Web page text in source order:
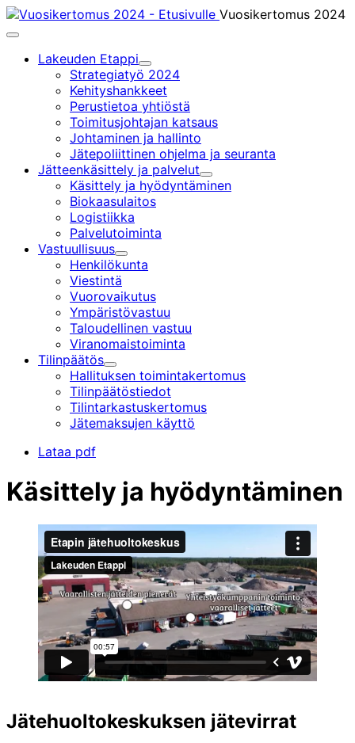
Siirry
sisältöön
Vuosikertomus 2024
Päävalikko
Lakeuden Etappi
Alavalikko
Strategiatyö 2024
Kehityshankkeet
Perustietoa yhtiöstä
Toimitusjohtajan katsaus
Johtaminen ja hallinto
Jätepoliittinen ohjelma ja seuranta
Jätteenkäsittely ja palvelut
Alavalikko
Käsittely ja hyödyntäminen
Biokaasulaitos
Logistiikka
Palvelutoiminta
Vastuullisuus
Alavalikko
Henkilökunta
Viestintä
Vuorovaikutus
Ympäristövastuu
Taloudellinen vastuu
Viranomaistoiminta
Tilinpäätös
Alavalikko
Hallituksen toimintakertomus
Tilinpäätöstiedot
Tilintarkastus­kertomus
Jätemaksujen käyttö
Lataa pdf
Käsittely ja hyödyntäminen
Jätehuolto­keskuksen jätevirrat